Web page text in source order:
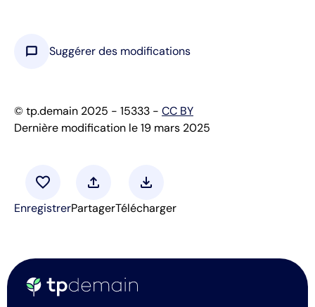
chat_bubble Suggérer des modifications
© tp.demain 2025 - 15333 - CC BY
Dernière modification le 19 mars 2025
favorite
Enregistrer
upload
Partager
download
Télécharger